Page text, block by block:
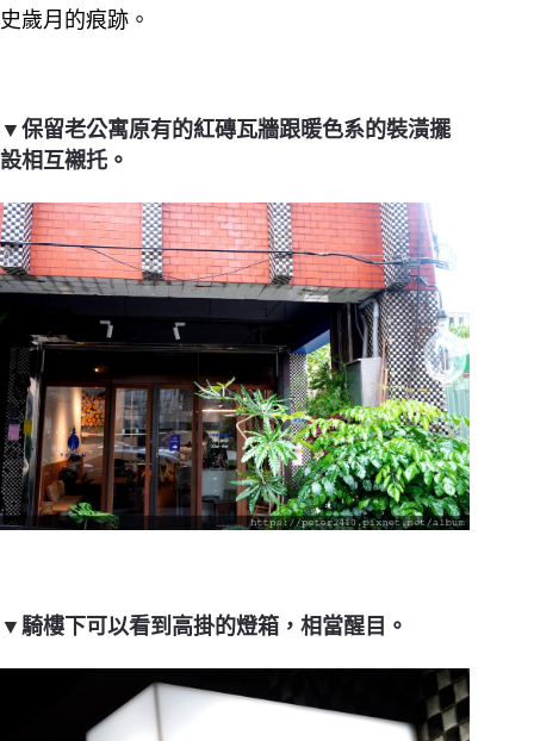
史歲月的痕跡。
▼保留老公寓原有的紅磚瓦牆跟暖色系的裝潢擺
設相互襯托。
▼騎樓下可以看到高掛的燈箱，相當醒目。